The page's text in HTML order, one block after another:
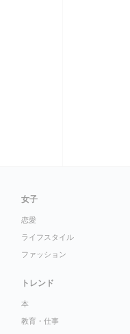
女子
恋愛
ライフスタイル
ファッション
トレンド
本
教育・仕事